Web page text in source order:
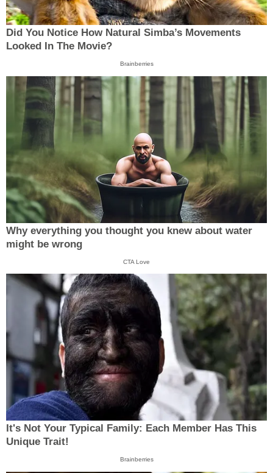
Did You Notice How Natural Simba’s Movements
Looked In The Movie?
Brainberries
Why everything you thought you knew about water
might be wrong
CTA Love
It's Not Your Typical Family: Each Member Has This
Unique Trait!
Brainberries